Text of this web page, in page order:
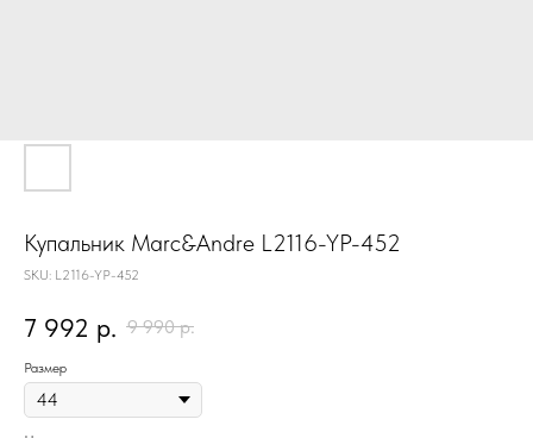
Купальник Marc&Andre L2116-YP-452
SKU: L2116-YP-452
7 992 р. 9 990 р.
Размер